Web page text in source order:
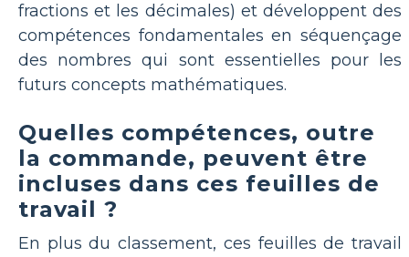
fractions et les décimales) et développent des
compétences fondamentales en séquençage
des nombres qui sont essentielles pour les
futurs concepts mathématiques.
Quelles compétences, outre
la commande, peuvent être
incluses dans ces feuilles de
travail ?
En plus du classement, ces feuilles de travail